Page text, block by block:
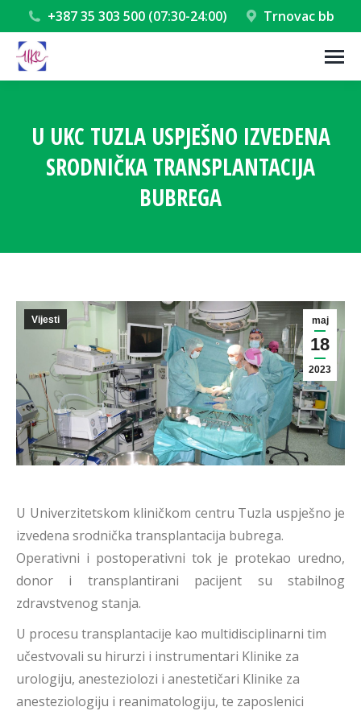
+387 35 303 500 (07:30-24:00) Trnovac bb
U UKC TUZLA USPJEŠNO IZVEDENA
SRODNIČKA TRANSPLANTACIJA
BUBREGA
maj
18
2023
Vijesti
U Univerzitetskom kliničkom centru Tuzla uspješno je
izvedena srodnička transplantacija bubrega.
Operativni i postoperativni tok je protekao uredno,
donor i transplantirani pacijent su stabilnog
zdravstvenog stanja.
U procesu transplantacije kao multidisciplinarni tim
učestvovali su hirurzi i instrumentari Klinike za
urologiju, anesteziolozi i anestetičari Klinike za
anesteziologiju i reanimatologiju, te zaposlenici